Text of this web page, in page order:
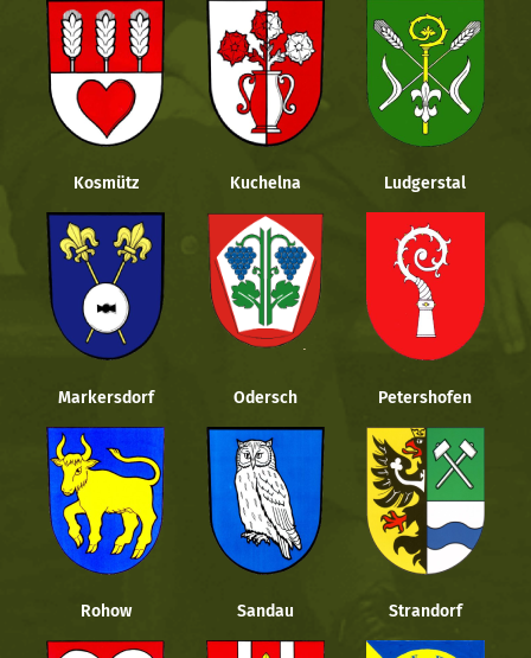
Kosmütz Kuchelna Ludgerstal
Markersdorf Odersch Petershofen
Rohow Sandau Strandorf